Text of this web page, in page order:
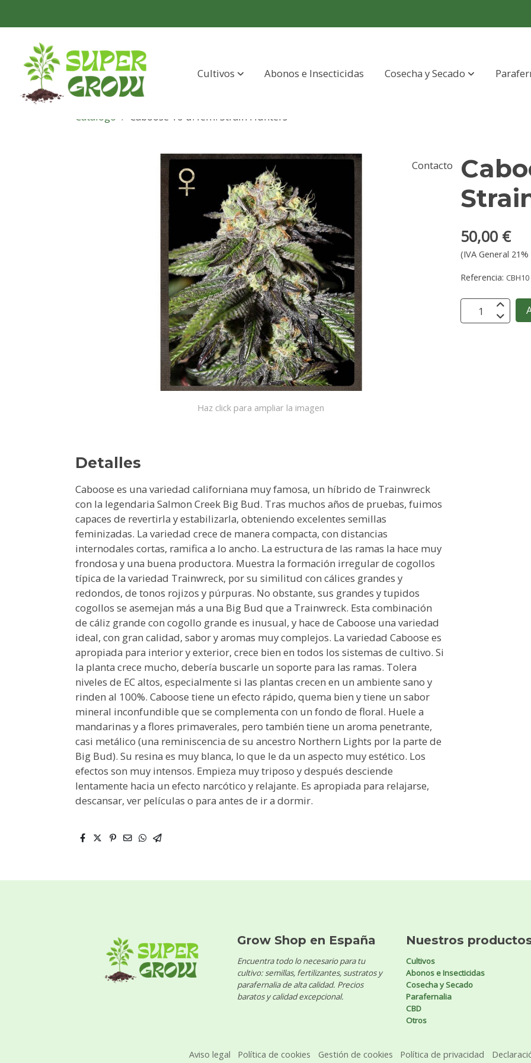
Cultivos Abonos e Insecticidas Cosecha y Secado
Contacto
Catálogo Caboose 10 u. fem. Strain Hunters
Haz click para ampliar la imagen
Detalles
Caboose es una variedad californiana muy famosa, un híbrido de Trainwreck
con la legendaria Salmon Creek Big Bud. Tras muchos años de pruebas, fuimos
capaces de revertirla y estabilizarla, obteniendo excelentes semillas
feminizadas. La variedad crece de manera compacta, con distancias
internodales cortas, ramifica a lo ancho. La estructura de las ramas la hace muy
frondosa y una buena productora. Muestra la formación irregular de cogollos
típica de la variedad Trainwreck, por su similitud con cálices grandes y
redondos, de tonos rojizos y púrpuras. No obstante, sus grandes y tupidos
cogollos se asemejan más a una Big Bud que a Trainwreck. Esta combinación
de cáliz grande con cogollo grande es inusual, y hace de Caboose una variedad
ideal, con gran calidad, sabor y aromas muy complejos. La variedad Caboose es
apropiada para interior y exterior, crece bien en todos los sistemas de cultivo. Si
la planta crece mucho, debería buscarle un soporte para las ramas. Tolera
niveles de EC altos, especialmente si las plantas crecen en un ambiente sano y
rinden al 100%. Caboose tiene un efecto rápido, quema bien y tiene un sabor
mineral inconfundible que se complementa con un fondo de floral. Huele a
mandarinas y a flores primaverales, pero también tiene un aroma penetrante,
casi metálico (una reminiscencia de su ancestro Northern Lights por la parte de
Big Bud). Su resina es muy blanca, lo que le da un aspecto muy estético. Los
efectos son muy intensos. Empieza muy triposo y después desciende
lentamente hacia un efecto narcótico y relajante. Es apropiada para relajarse,
descansar, ver películas o para antes de ir a dormir.
50,00 €
(IVA General
Referencia: CBH10
Grow Shop en España
Encuentra todo lo necesario para tu
cultivo: semillas, fertilizantes, sustratos y
parafernalia de alta calidad. Precios
baratos y calidad excepcional.
Nuestros
Cultivos
Abonos e Insecticidas
Cosecha y Secado
Parafernalia
CBD
Otros
Aviso legal Política de cookies Gestión de cookies Política de privacidad